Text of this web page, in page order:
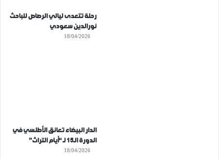
رحلة تتعدى ليالي الرصاص للباحث
نورالدين سعودي
18/04/2026
الدار البيضاء تعانق الأطلسي في
الدورة الـ15 لـ “أيام التراث”
18/04/2026